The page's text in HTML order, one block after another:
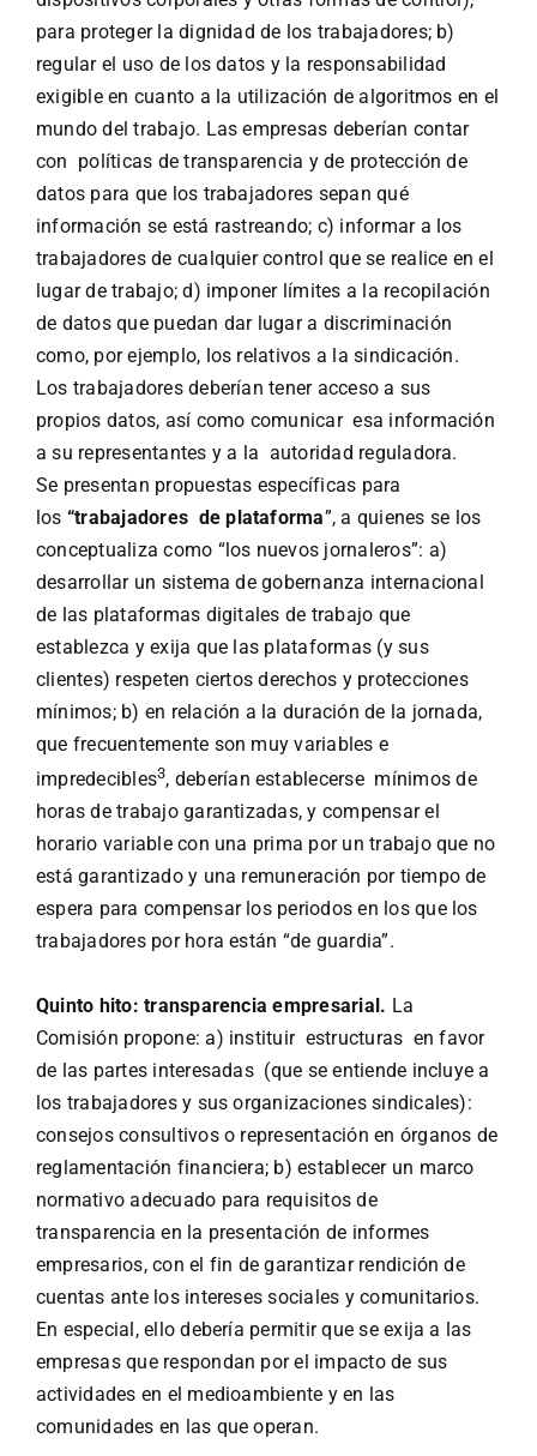
para proteger la dignidad de los trabajadores; b)
regular el uso de los datos y la responsabilidad
exigible en cuanto a la utilización de algoritmos en el
mundo del trabajo. Las empresas deberían contar
con políticas de transparencia y de protección de
datos para que los trabajadores sepan qué
información se está rastreando; c) informar a los
trabajadores de cualquier control que se realice en el
lugar de trabajo; d) imponer límites a la recopilación
de datos que puedan dar lugar a discriminación
como, por ejemplo, los relativos a la sindicación.
Los trabajadores deberían tener acceso a sus
propios datos, así como comunicar esa información
a su representantes y a la autoridad reguladora.
Se presentan propuestas específicas para
los “trabajadores de plataforma”, a quienes se los
conceptualiza como “los nuevos jornaleros”: a)
desarrollar un sistema de gobernanza internacional
de las plataformas digitales de trabajo que
establezca y exija que las plataformas (y sus
clientes) respeten ciertos derechos y protecciones
mínimos; b) en relación a la duración de la jornada,
que frecuentemente son muy variables e
impredecibles3, deberían establecerse mínimos de
horas de trabajo garantizadas, y compensar el
horario variable con una prima por un trabajo que no
está garantizado y una remuneración por tiempo de
espera para compensar los periodos en los que los
trabajadores por hora están “de guardia”.
Quinto hito: transparencia empresarial. La
Comisión propone: a) instituir estructuras en favor
de las partes interesadas (que se entiende incluye a
los trabajadores y sus organizaciones sindicales):
consejos consultivos o representación en órganos de
reglamentación financiera; b) establecer un marco
normativo adecuado para requisitos de
transparencia en la presentación de informes
empresarios, con el fin de garantizar rendición de
cuentas ante los intereses sociales y comunitarios.
En especial, ello debería permitir que se exija a las
empresas que respondan por el impacto de sus
actividades en el medioambiente y en las
comunidades en las que operan.